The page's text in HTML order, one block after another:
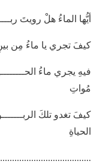
أيُّها الماءُ هلْ رويتَ
كيفَ تجري يا ماءُ مِن
فيهِ يجري ماءُ
مُواتِ
كيفَ تغدو تلكَ
الحياةِ